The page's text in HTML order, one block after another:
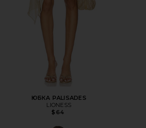
ЮБКА PALISADES
LIONESS
$64